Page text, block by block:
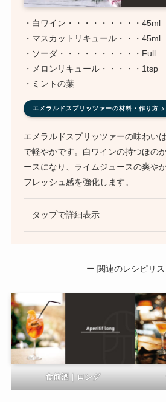
・白ワイン・・・・・・・・・45ml
・マスカットリキュール・・・45ml
・ソーダ・・・・・・・・・・Full
・メロンリキュール・・・・・1tsp
・ミントの葉
エメラルドスプリッツァーの材料・作り方
エメラルドスプリッツァーの味わい
で軽やかです。白ワインの持つほの
ースになり、ライムジュースの爽や
フレッシュ感を強化します。
タップで詳細表示
ー 関連のレシピリ
食前酒｜ロング